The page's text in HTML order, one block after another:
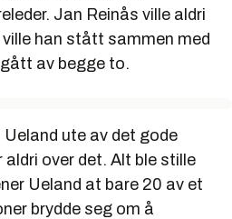
Jan Reinås ville aldri
han stått sammen med
av begge to.
ute av det gode
over det. Alt ble stille
Ueland at bare 20 av et
brydde seg om å